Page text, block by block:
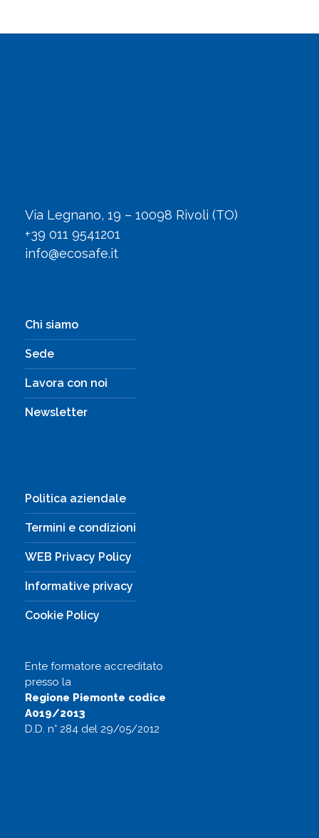
Via Legnano, 19 – 10098 Rivoli (TO)
+39 011 9541201
info@ecosafe.it
Chi siamo
Sede
Lavora con noi
Newsletter
Politica aziendale
Termini e condizioni
WEB Privacy Policy
Informative privacy
Cookie Policy
Ente formatore accreditato
presso la
Regione Piemonte codice
A019/2013
D.D. n° 284 del 29/05/2012